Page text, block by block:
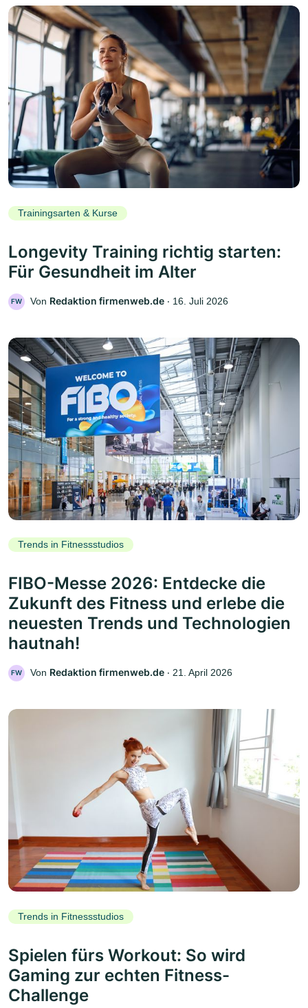
Trainingsarten & Kurse
Longevity Training richtig starten:
Für Gesundheit im Alter
FW Von Redaktion firmenweb.de ‧ 16. Juli 2026
Trends in Fitnessstudios
FIBO-Messe 2026: Entdecke die
Zukunft des Fitness und erlebe die
neuesten Trends und Technologien
hautnah!
FW Von Redaktion firmenweb.de ‧ 21. April 2026
Trends in Fitnessstudios
Spielen fürs Workout: So wird
Gaming zur echten Fitness-
Challenge